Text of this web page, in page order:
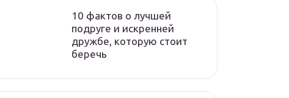
10 фактов о лучшей
подруге и искренней
дружбе, которую стоит
беречь